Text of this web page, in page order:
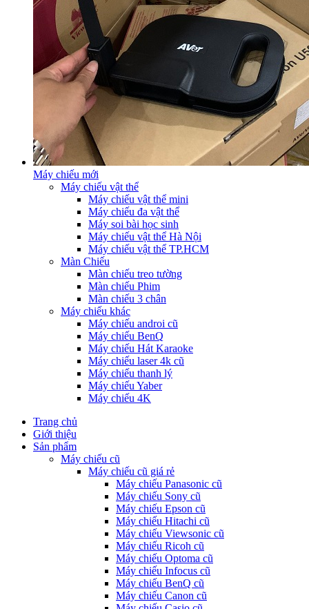
Máy chiếu mới
Máy chiếu vật thể
Máy chiếu vật thể mini
Máy chiếu đa vật thể
Máy soi bài học sinh
Máy chiếu vật thể Hà Nội
Máy chiếu vật thể TP.HCM
Màn Chiếu
Màn chiếu treo tường
Màn chiếu Phim
Màn chiếu 3 chân
Máy chiếu khác
Máy chiếu androi cũ
Máy chiếu BenQ
Máy chiếu Hát Karaoke
Máy chiếu laser 4k cũ
Máy chiếu thanh lý
Máy chiếu Yaber
Máy chiếu 4K
Trang chủ
Giới thiệu
Sản phẩm
Máy chiếu cũ
Máy chiếu cũ giá rẻ
Máy chiếu Panasonic cũ
Máy chiếu Sony cũ
Máy chiếu Epson cũ
Máy chiếu Hitachi cũ
Máy chiếu Viewsonic cũ
Máy chiếu Ricoh cũ
Máy chiếu Optoma cũ
Máy chiếu Infocus cũ
Máy chiếu BenQ cũ
Máy chiếu Canon cũ